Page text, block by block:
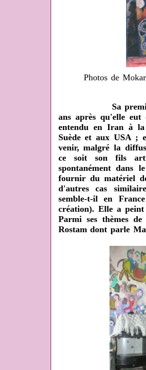
Photos de
Sa première
ans après qu'elle
entendu en Iran à
Suède et aux USA ;
venir, malgré la
ce soit son fils
spontanément dans
fournir du matériel
d'autres cas
semble-t-il en
création). Elle a
Parmi ses thèmes
Rostam dont parle